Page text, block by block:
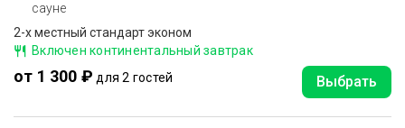
сауне
2-x местный стандарт эконом
Включен континентальный завтрак
от 1 300 ₽ для 2 гостей Выбрать